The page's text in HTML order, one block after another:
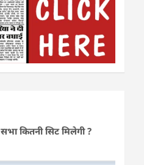
कितनी सिट मिलेगी ?